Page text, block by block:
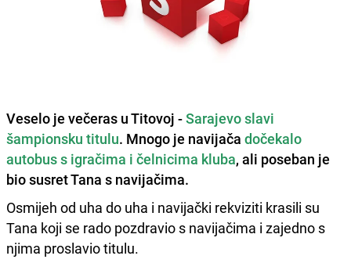
Veselo je večeras u Titovoj -Sarajevo slavi
šampionsku titulu. Mnogo je navijača dočekalo
autobus s igračima i čelnicima kluba, ali poseban je
bio susret Tana s navijačima.
Osmijeh od uha do uha i navijački rekviziti krasili su
Tana koji se rado pozdravio s navijačima i zajedno s
njima proslavio titulu.